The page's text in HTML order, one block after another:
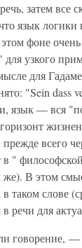
затем все
язык
фоне
узкого
для
"Sein dass
язык — вся
всего
в "
же). В этом
таком слове
речи для
говорение, —